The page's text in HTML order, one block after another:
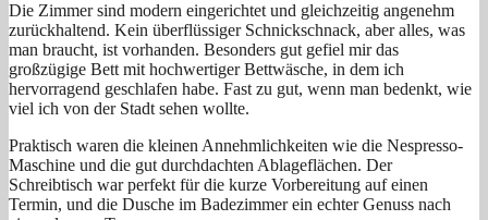
Die Zimmer sind modern eingerichtet und gleichzeitig angenehm
zurückhaltend. Kein überflüssiger Schnickschnack, aber alles, was
man braucht, ist vorhanden. Besonders gut gefiel mir das
großzügige Bett mit hochwertiger Bettwäsche, in dem ich
hervorragend geschlafen habe. Fast zu gut, wenn man bedenkt, wie
viel ich von der Stadt sehen wollte.
Praktisch waren die kleinen Annehmlichkeiten wie die Nespresso-
Maschine und die gut durchdachten Ablageflächen. Der
Schreibtisch war perfekt für die kurze Vorbereitung auf einen
Termin, und die Dusche im Badezimmer ein echter Genuss nach